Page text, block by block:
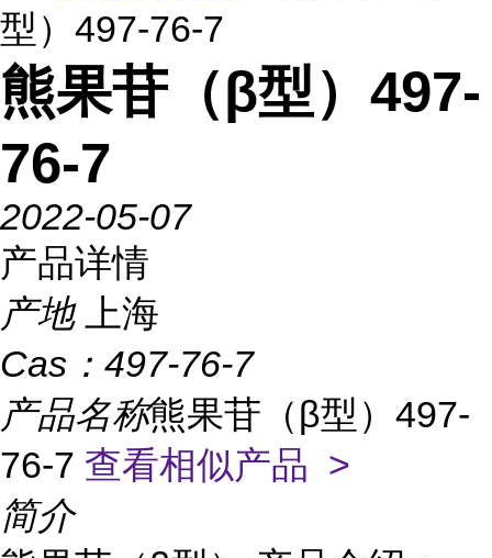
型）497-76-7
熊果苷（β型）497-
76-7
2022-05-07
产品详情
产地
上海
Cas： 497-76-7
产品名称熊果苷（β型）497-
76-7 查看相似产品 >
简介